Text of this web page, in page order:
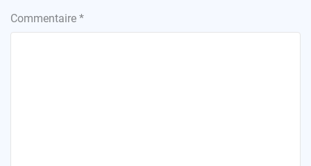
Commentaire *